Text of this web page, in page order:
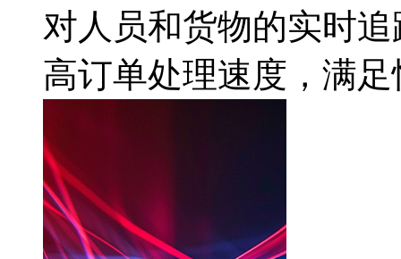
对人员和货物的实时追踪
高订单处理速度，满